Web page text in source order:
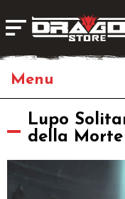
Giochi da Tavolo
Librigame
Lupo
della Morte